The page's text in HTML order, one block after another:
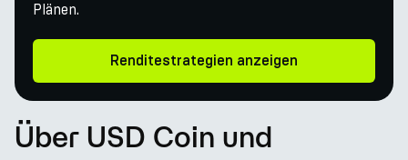
Plänen.
Renditestrategien anzeigen
Über USD Coin und